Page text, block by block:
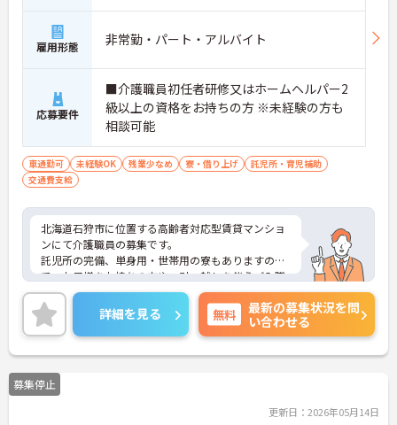
雇用形態 非常勤・パート・アルバイト
応募要件
■介護職員初任者研修又はホームヘルパー2
級以上の資格をお持ちの方 ※未経験の方も
相談可能
車通勤可 未経験OK 残業少なめ 寮・借り上げ
託児所・育児補助
交通費支給
北海道石狩市に位置する高齢者対応型賃貸マンショ
ンにて介護職員の募集です。
託児所の完備、単身用・世帯用の寮もありますの
で、お子様をお持ちの方や、引っ越しを伴うご入職
の方にもおすすめです！
正社員登用制度がありますので、将来的に働き方の
選択肢が広がります！
ご興味のある方には、面接対策ポイントなど、さら
に詳細をお話しいたしますので、お気軽にご相談く
ださい。
詳細を見る 無料
最新の募集状況を問
い合わせる
募集停止
更新日：2026年05月14日